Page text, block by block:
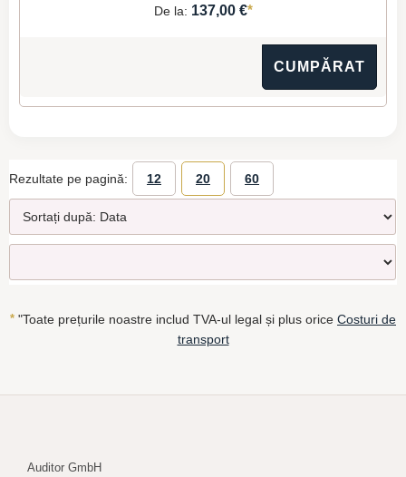
De la: 137,00 €*
CUMPĂRAT
Rezultate pe pagină: 12 20 60
* "Toate prețurile noastre includ TVA-ul legal și plus orice Costuri de
transport
Auditor GmbH